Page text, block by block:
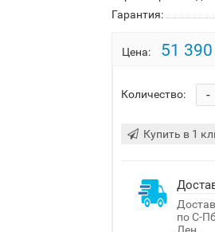
Гарантия:
Цена: 51
Количество: -
Купить в 1
по С-